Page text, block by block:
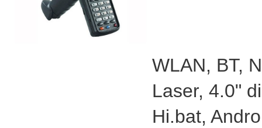
WLAN, BT,
Laser, 4.0"
Hi.bat,